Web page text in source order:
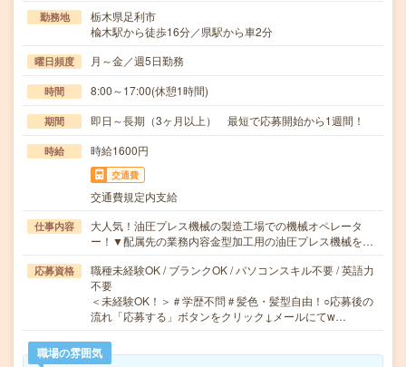
勤務地
栃木県足利市
楡木駅から徒歩16分／県駅から車2分
曜日頻度 月～金／週5日勤務
時間 8:00～17:00(休憩1時間)
期間 即日～長期（3ヶ月以上） 最短で応募開始から1週間！
時給 時給1600円
交通費
交通費規定内支給
仕事内容
大人気！油圧プレス機械の製造工場での機械オペレータ
ー！▼配属先の業務内容金型加工用の油圧プレス機械を…
応募資格
職種未経験OK / ブランクOK / パソコンスキル不要 / 英語力
不要
＜未経験OK！＞＃学歴不問＃髪色・髪型自由！○応募後の
流れ「応募する」ボタンをクリック↓メールにてw…
職場の雰囲気